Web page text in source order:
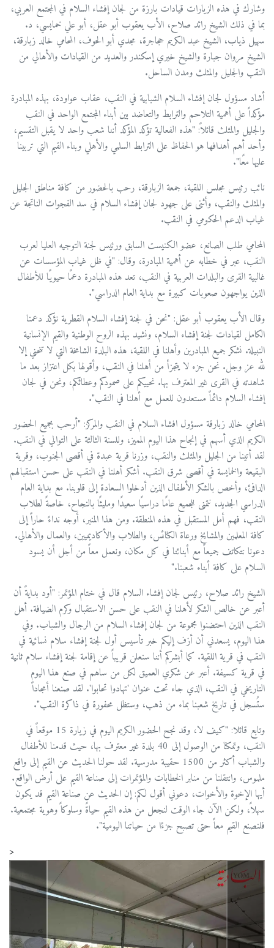
وشارك في هذه الزيارات قيادات بارزة من لجان إفشاء السلام في المجتمع العربي،
بما في ذلك الشيخ رائد صلاح، الأب يعقوب أبو عقل، أبو علي خمايسي، د.
سهيل ذياب، الشيخ عبد الكريم حجاجرة، مجدي أبو الحوف، المحامي خالد زبارقة،
الشيخ مروان جبارة والشيخ خيري إسكندر والعديد من القيادات والأهالي من
النقب والجليل والمثلث ومدن الساحل.
أشاد مسؤول لجان إفشاء السلام الشبابية في النقب، عقاب عواودة، بهذه المبادرة
مؤكداً على أهمية التلاحم والترابط والتعاضد بين أبناء المجتمع الواحد في النقب
والجليل والمثلث قائلاً: "هذه الفعالية تؤكد المؤكد أننا شعب واحد لا يقبل التقسيم،
وأحد أهم أهدافها هو الحفاظ على الترابط السلمي والأهلي وبناء القيم التي تربينا
عليها معًا".
نائب رئيس مجلس اللقية، جمعة الزبارقة، رحب بالحضور من كافة مناطق الجليل
والمثلث والنقب، وأثنى على جهود لجان إفشاء السلام في سد الفجوات الناتجة عن
غياب الدعم الحكومي في النقب.
المحامي طلب الصانع، عضو الكنيست السابق ورئيس لجنة التوجيه العليا لعرب
النقب، عبر في خطابه عن أهمية المبادرة، وقال: "في ظل غياب المؤسسات عن
غالبية القرى والبلدات العربية في النقب، تعد هذه المبادرة دعمًا حيويًا للأطفال
الذين يواجهون صعوبات كبيرة مع بداية العام الدراسي".
وقال الأب يعقوب أبو عقل: "نحن في لجنة إفشاء السلام القطرية نؤكد دعمنا
الكامل لقيادات لجنة إفشاء السلام، ونشيد بهذه الروح الوطنية والقيم الإنسانية
النبيلة. نشكر جميع المبادرين وأهلنا في اللقية، هذه البلدة الشامخة التي لا تنحني إلا
لله عز وجل. نحن جزء لا يتجزأ من أهلنا في النقب، وأقولها بكل اعتزاز بعد ما
شاهدته في القرى غير المعترف بها. نحييكم على صمودكم وعطائكم، ونحن في لجان
إفشاء السلام دائماً مستعدون للعمل مع أهلنا في النقب".
المحامي خالد زبارقة مسؤول افشاء السلام في النقب والمركز: "أرحب بجميع الحضور
الكريم الذي أسهم في إنجاح هذا اليوم المميز، وللسنة الثالثة على التوالي في النقب.
لقد أتينا من الجليل والمثلث والنقب، وزرنا قرية عبدة في أقصى الجنوب، وقرية
البقيعة والخمايسة في أقصى شرق النقب. أشكر أهلنا في النقب على حسن استقبالهم
الدافئ، وأخص بالشكر الأطفال الذين أدخلوا السعادة إلى قلوبنا. مع بداية العام
الدراسي الجديد، نتمنى للجميع عامًا دراسيًا سعيدًا ومليئًا بالنجاح، خاصةً لطلاب
النقب، فهم أمل المستقبل في هذه المنطقة. ومن هذا المنبر، أوجه نداءً حاراً إلى
كافة المعلمين والمشايخ ورعاة الكنائس، والطلاب والأكاديميين، والعمال والأهالي.
دعونا نتكاتف جميعاً مع أبنائنا في كل مكان، ونعمل معاً من أجل أن يسود
السلام على كافة أبناء شعبنا."
الشيخ رائد صلاح، رئيس لجان إفشاء السلام قال في ختام المؤتمر: "أود بدايةً أن
أعبر عن خالص الشكر لأهلنا في النقب على حسن الاستقبال وكرم الضيافة. أهل
النقب الذين احتضنوا مجموعة من لجان إفشاء السلام من الرجال والشباب. وفي
هذا اليوم، يسعدني أن أزف إليكم خبر تأسيس أول لجنة إفشاء سلام نسائية في
النقب في قرية اللقية. كما أبشركم أننا سنعلن قريباً عن إقامة لجنة إفشاء سلام ثانية
في قرية كسيفة. أعبر عن شكري العميق لكل من ساهم في صنع هذا اليوم
التاريخي في النقب، الذي جاء تحت عنوان 'تهادوا تحابوا'. لقد صنعنا أمجاداً
ستُسجل في تاريخ شعبنا بماء من ذهب، وستظل محفورة في ذاكرة النقب".
وتابع قائلا: "كيف لا، وقد نجح الحضور الكريم اليوم في زيارة 15 موقعاً في
النقب، وتمكنا من الوصول إلى 40 بلدة غير معترف بها، حيث قدمنا للأطفال
والشباب أكثر من 1500 حقيبة مدرسية. لقد حولنا الحديث عن القيم إلى واقع
ملموس، وانتقلنا من منابر الخطابات والمؤتمرات إلى صناعة القيم على أرض الواقع.
أيها الإخوة والأخوات، دعوني أقول لكم: إن الحديث عن صناعة القيم قد يكون
سهلاً، ولكن الآن جاء الوقت لنجعل من هذه القيم حياةً وسلوكاً وهوية مجتمعية.
فلنصنع القيم معاً حتى تصبح جزءًا من حياتنا اليومية".
<